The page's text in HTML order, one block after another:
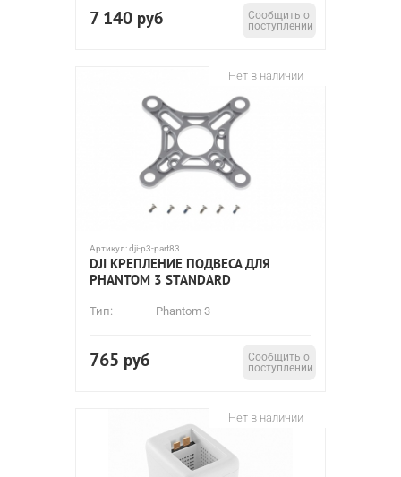
7 140 руб
Сообщить о
поступлении
Нет в наличии
Артикул:dji-p3-part83
DJI КРЕПЛЕНИЕ ПОДВЕСА ДЛЯ
PHANTOM 3 STANDARD
Тип: Phantom 3
765 руб
Сообщить о
поступлении
Нет в наличии